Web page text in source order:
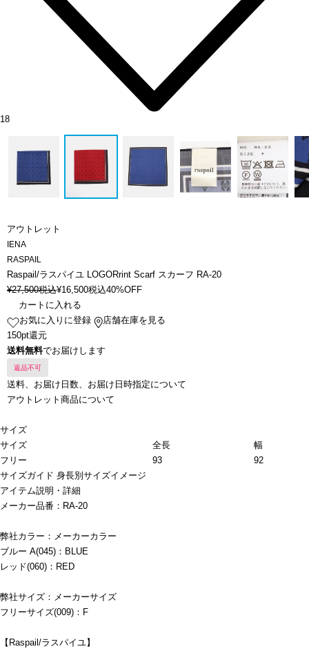
18
アウトレット
IENA
RASPAIL
Raspail/ラスパイユ LOGORrint Scarf スカーフ RA-20
¥27,500税込¥16,500税込40%OFF
カートに入れる
お気に入りに登録
店舗在庫を見る
150pt還元
送料無料でお届けします
返品不可
送料、お届け日数、お届け日時指定について
アウトレット商品について
サイズ
サイズ
全長
幅
フリー
93
92
サイズガイド 身長別サイズイメージ
アイテム説明・詳細
メーカー品番：RA-20
弊社カラー：メーカーカラー
ブルー A(045)：BLUE
レッド(060)：RED
弊社サイズ：メーカーサイズ
フリーサイズ(009)：F
【Raspail/ラスパイユ】